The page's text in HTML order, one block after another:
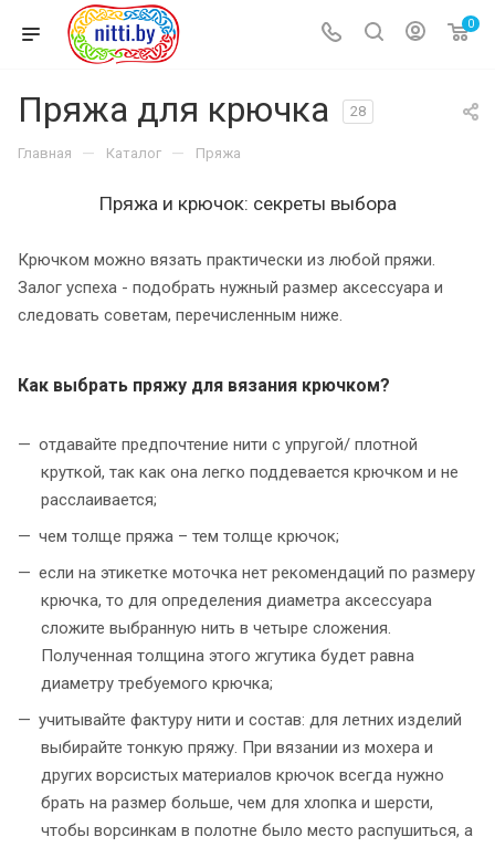
0
Пряжа для крючка 28
Главная — Каталог — Пряжа
Пряжа и крючок: секреты выбора
Крючком можно вязать практически из любой пряжи.
Залог успеха - подобрать нужный размер аксессуара и
следовать советам, перечисленным ниже.
Как выбрать пряжу для вязания крючком?
отдавайте предпочтение нити с упругой/ плотной
круткой, так как она легко поддевается крючком и не
расслаивается;
чем толще пряжа – тем толще крючок;
если на этикетке моточка нет рекомендаций по размеру
крючка, то для определения диаметра аксессуара
сложите выбранную нить в четыре сложения.
Полученная толщина этого жгутика будет равна
диаметру требуемого крючка;
учитывайте фактуру нити и состав: для летних изделий
выбирайте тонкую пряжу. При вязании из мохера и
других ворсистых материалов крючок всегда нужно
брать на размер больше, чем для хлопка и шерсти,
чтобы ворсинкам в полотне было место распушиться, а